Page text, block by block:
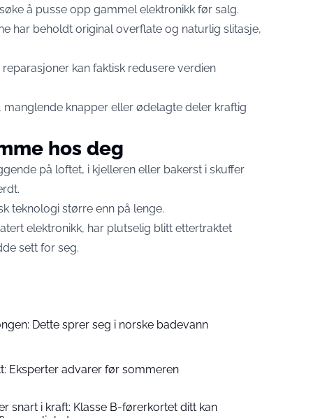
å pusse opp gammel elektronikk før salg.
har beholdt original overflate og naturlig slitasje,
kan faktisk redusere verdien
knapper eller ødelagte deler kraftig
hos deg
på loftet, i kjelleren eller bakerst i skuffer
teknologi større enn på lenge.
elektronikk, har plutselig blitt ettertraktet
sett for seg.
Dette sprer seg i norske badevann
Eksperter advarer før sommeren
snart i kraft: Klasse B-førerkortet ditt kan